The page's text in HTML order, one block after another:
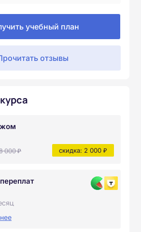
учебный план
отзывы
000 ₽ скидка: 2 000 ₽